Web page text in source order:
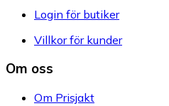
Login för butiker
Villkor för kunder
Om oss
Om Prisjakt